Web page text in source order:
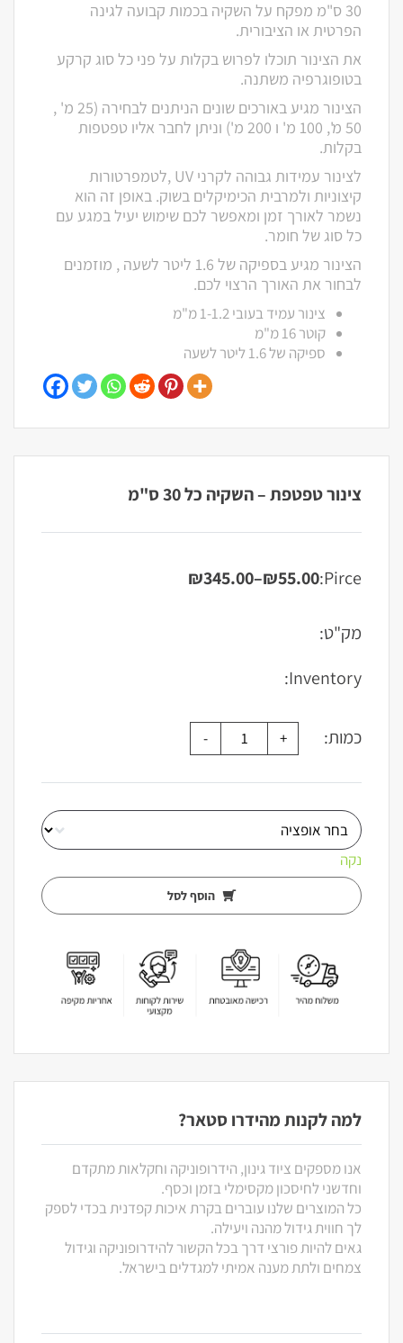
30 ס"מ מפקח על השקיה בכמות קבועה לגינה
הפרטית או הציבורית.
את הצינור תוכלו לפרוש בקלות על פני כל סוג קרקע
בטופוגרפיה משתנה.
הצינור מגיע באורכים שונים הניתנים לבחירה (25 מ' ,
50 מ', 100 מ' ו 200 מ') וניתן לחבר אליו טפטפות
בקלות.
לצינור עמידות גבוהה לקרני UV ,לטמפרטורות
קיצוניות ולמרבית הכימיקלים בשוק. באופן זה הוא
נשמר לאורך זמן ומאפשר לכם שימוש יעיל במגע עם
כל סוג של חומר.
הצינור מגיע בספיקה של 1.6 ליטר לשעה , מוזמנים
לבחור את האורך הרצוי לכם.
צינור עמיד בעובי 1-1.2 מ"מ
קוטר 16 מ"מ
ספיקה של 1.6 ליטר לשעה
צינור טפטפת – השקיה כל 30 ס"מ
Pirce:
₪55.00
–
₪345.00
טווח
מק"ט:
Inventory:
כמות:
נקה
הוסף לסל
למה לקנות מהידרו סטאר?
אנו מספקים ציוד גינון, הידרופוניקה וחקלאות מתקדם
וחדשני לחיסכון מקסימלי בזמן וכסף.
כל המוצרים שלנו עוברים בקרת איכות קפדנית בכדי לספק
לך חווית גידול מהנה ויעילה.
גאים להיות פורצי דרך בכל הקשור להידרופוניקה וגידול
צמחים ולתת מענה אמיתי למגדלים בישראל.